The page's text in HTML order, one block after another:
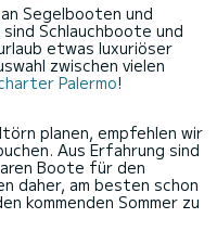
Segelbooten und
Schlauchboote und
etwas luxuriöser
zwischen vielen
Palermo!
planen, empfehlen wir
Aus Erfahrung sind
Boote für den
daher, am besten schon
kommenden Sommer zu